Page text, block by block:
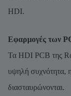
HDI.
Εφαρμογές των
Τα HDI PCB της
υψηλή συχνότητα,
διασταυρώνονται.